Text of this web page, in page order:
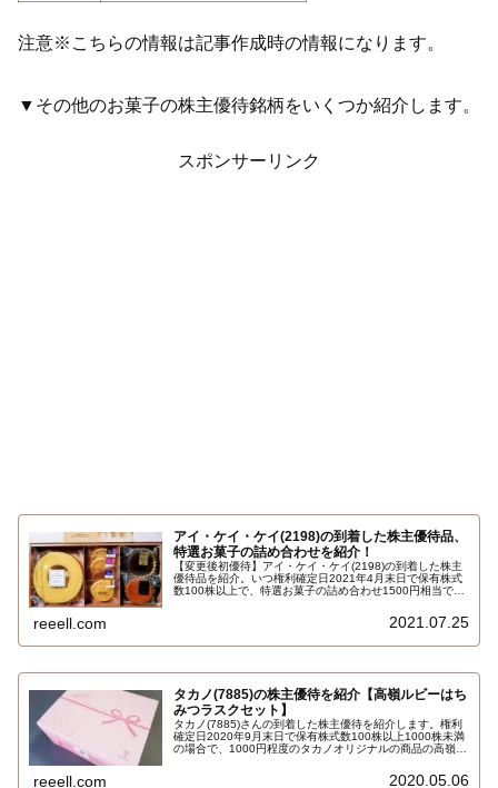
注意※こちらの情報は記事作成時の情報になります。
▼その他のお菓子の株主優待銘柄をいくつか紹介します。
スポンサーリンク
アイ・ケイ・ケイ(2198)の到着した株主優待品、
特選お菓子の詰め合わせを紹介！
【変更後初優待】アイ・ケイ・ケイ(2198)の到着した株主
優待品を紹介。いつ権利確定日2021年4月末日で保有株式
数100株以上で、特選お菓子の詰め合わせ1500円相当で
クッキー・マドレーヌと、明徳庵のバームクーヘンのお菓
reeell.com 2021.07.25
タカノ(7885)の株主優待を紹介【高嶺ルビーはち
みつラスクセット】
タカノ(7885)さんの到着した株主優待を紹介します。権利
確定日2020年9月末日で保有株式数100株以上1000株未満
の場合で、1000円程度のタカノオリジナルの商品の高嶺ル
reeell.com 2020.05.06